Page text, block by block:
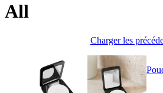
All
Charger les